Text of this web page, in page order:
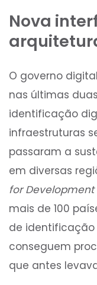
Nova
O governo
nas últimas
identificação
infraestruturas
passaram a
em diversas
for Development
mais de 100
de identificação
conseguem
que antes